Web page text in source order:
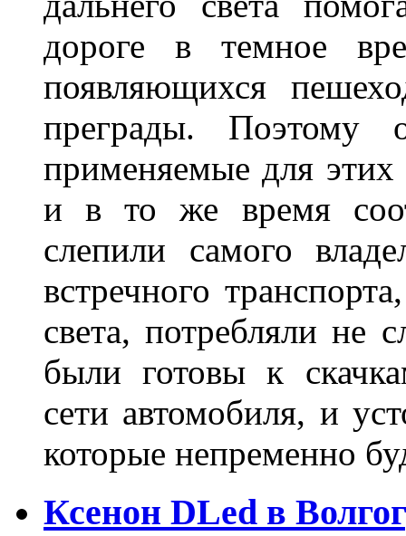
дороге в темное
появляющихся
преграды. Поэтому
применяемые для
и в то же время
слепили самого
встречного
света, потребляли не
были готовы к
сети автомобиля, и
которые непременно
Ксенон DLed в